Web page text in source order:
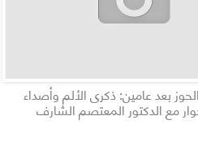
بعد عامين: ذكرى الألم وأصداء
مع الدكتور المعتصم الشارف